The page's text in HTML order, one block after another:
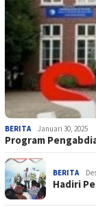
BERITA Januari 30, 2025
Program
BERITA
Hadiri